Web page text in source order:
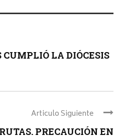
LA DIÓCESIS
Articulo Siguiente
PRECAUCIÓN EN